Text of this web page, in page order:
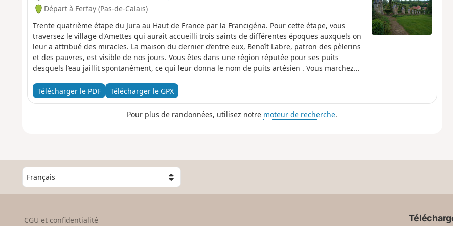
Départ à Ferfay (Pas-de-Calais)
Trente quatrième étape du Jura au Haut de France par la Francigéna. Pour cette étape, vous
traversez le village d'Amettes qui aurait accueilli trois saints de différentes époques auxquels on
leur a attribué des miracles. La maison du dernier d’entre eux, Benoît Labre, patron des pèlerins
et des pauvres, est visible de nos jours. Vous êtes dans une région réputée pour ses puits
desquels l’eau jaillit spontanément, ce qui leur donna le nom de puits artésien . Vous marchez
Thérouanne, ancienne capitale de la Morinie et halte historique sur la voie qui menait d’Arras à
Boulogne. Encore quelques kilomètres avant de rejoindre Delettes, en surplomb de la vallée de la
Lys, ou se trouvent les ruines de l’ancien moulin de Nielles.
Télécharger le PDF Télécharger le GPX
Pour plus de randonnées, utilisez notre moteur de recherche.
C
h
o
CGU et confidentialité